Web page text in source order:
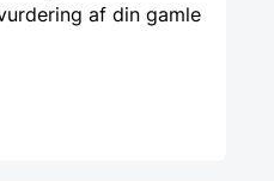
af din gamle